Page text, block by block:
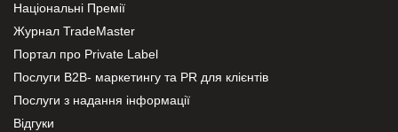
Національні Премії
Журнал TradeMaster
Портал про Private Label
Послуги В2В- маркетингу та PR для клієнтів
Послуги з надання інформації
Відгуки